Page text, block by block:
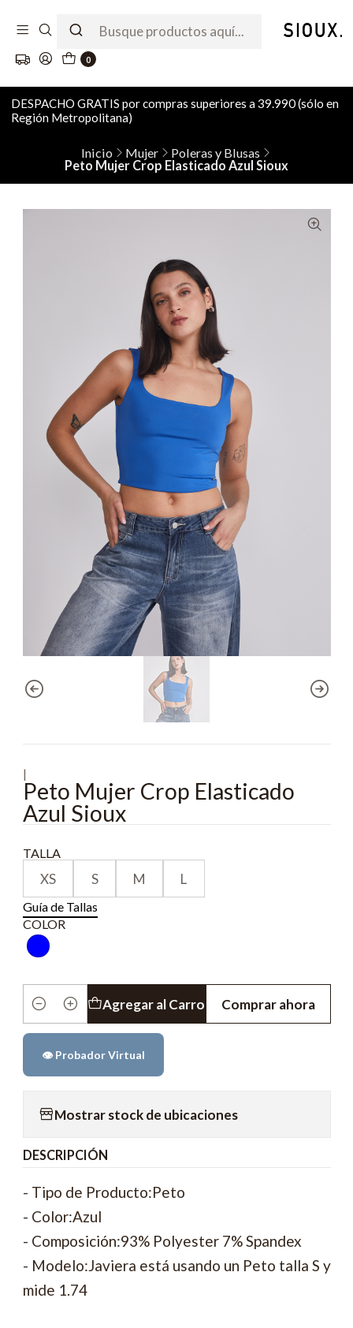
0
DESPACHO GRATIS por compras superiores a 39.990 (sólo en
Región Metropolitana)
Inicio Mujer
Poleras y Blusas
Peto Mujer Crop Elasticado Azul Sioux
|
Peto Mujer Crop Elasticado
Azul Sioux
TALLA
XS S M L
Guía de Tallas
COLOR
Cantidad
Agregar al Carro Comprar ahora
👁️ Probador Virtual
Mostrar stock de ubicaciones
DESCRIPCIÓN
- Tipo de Producto:Peto
- Color:Azul
- Composición:93% Polyester 7% Spandex
- Modelo:Javiera está usando un Peto talla S y
mide 1.74